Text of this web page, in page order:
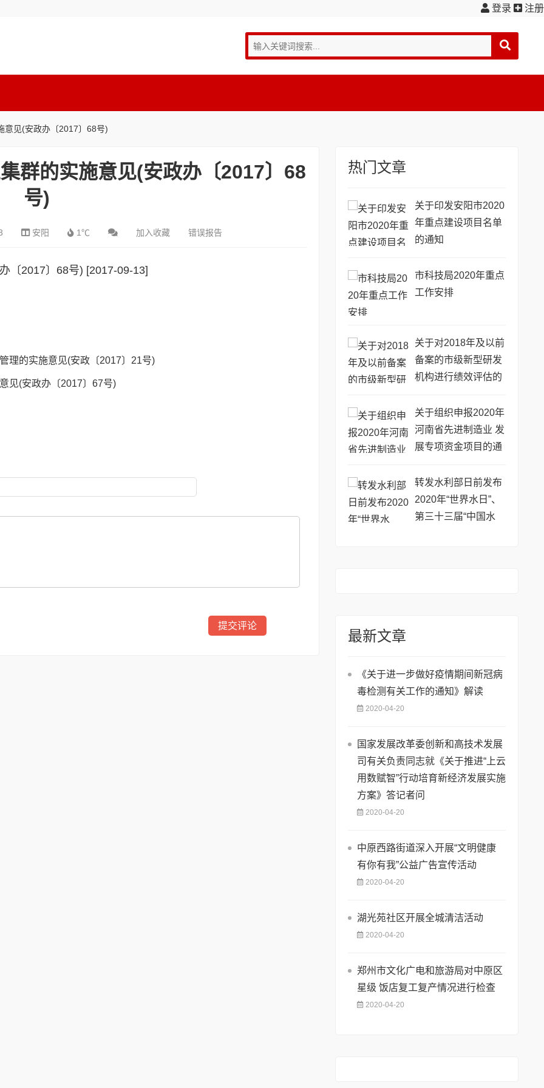
登录 注册
意见(安政办〔2017〕68号)
群的实施意见(安政办〔2017〕68
号)
安阳 1℃ 加入收藏 错误报告
〔2017〕68号) [2017-09-13]
理的实施意见(安政〔2017〕21号)
见(安政办〔2017〕67号)
热门文章
关于印发安阳市2020
年重点建设项目名单
的通知
市科技局2020年重点
工作安排
关于对2018年及以前
备案的市级新型研发
机构进行绩效评估的
关于组织申报2020年
河南省先进制造业 发
展专项资金项目的通
转发水利部日前发布
2020年“世界水日”、
第三十三届“中国水
最新文章
《关于进一步做好疫情期间新冠病
毒检测有关工作的通知》解读
2020-04-20
国家发展改革委创新和高技术发展
司有关负责同志就《关于推进“上云
用数赋智”行动培育新经济发展实施
方案》答记者问
2020-04-20
中原西路街道深入开展“文明健康
有你有我”公益广告宣传活动
2020-04-20
湖光苑社区开展全城清洁活动
2020-04-20
郑州市文化广电和旅游局对中原区
星级 饭店复工复产情况进行检查
2020-04-20